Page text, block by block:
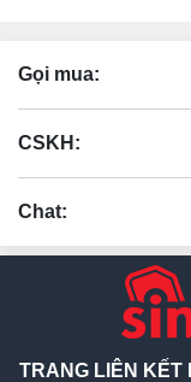
Gọi mua:
CSKH:
Chat:
TRANG LIÊN KẾT